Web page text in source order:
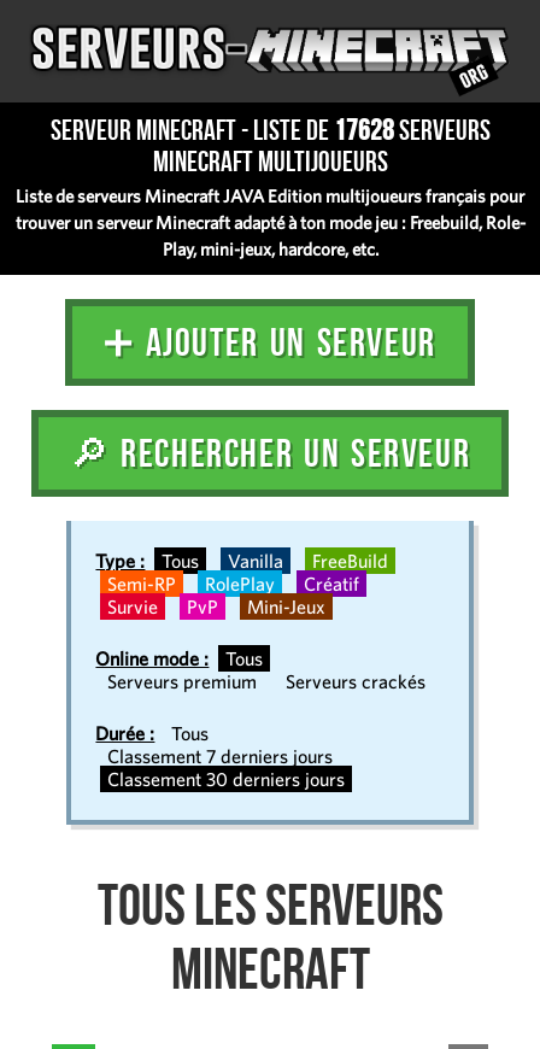
Serveur Minecraft - Liste de 17628serveurs
Minecraft multijoueurs
Liste de serveurs Minecraft JAVA Edition multijoueurs français pour
trouver un serveur Minecraft adapté à ton mode jeu : Freebuild, Role-
Play, mini-jeux, hardcore, etc.
➕ AJOUTER UN SERVEUR
🔎 RECHERCHER UN SERVEUR
Type : Tous Vanilla
FreeBuild
Semi-RP
RolePlay
Créatif
Survie
PvP Mini-Jeux
Online mode :
Tous
Serveurs premium
Serveurs crackés
Durée :
Tous
Classement 7 derniers jours
Classement 30 derniers jours
Tous les serveurs
Minecraft